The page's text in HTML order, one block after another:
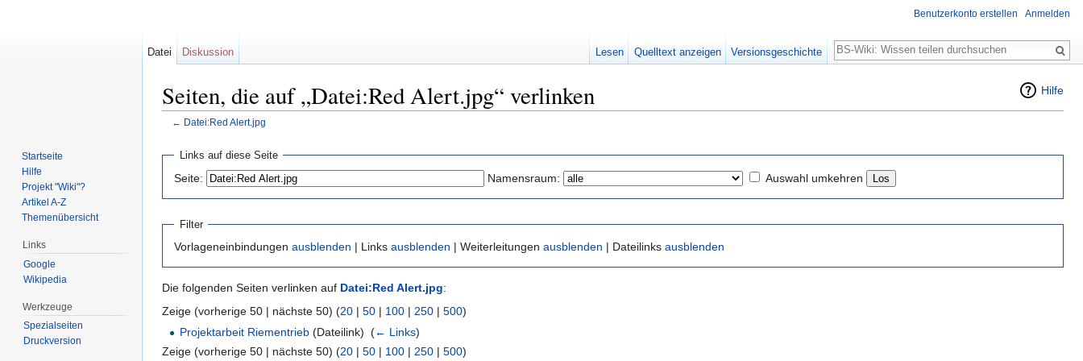
Hilfe
Seiten, die auf „Datei:Red Alert.jpg“ verlinken
← Datei:Red Alert.jpg
Links auf diese Seite
Seite: Namensraum: Auswahl umkehren
Filter
Vorlageneinbindungen ausblenden | Links ausblenden | Weiterleitungen ausblenden | Dateilinks ausblenden
Die folgenden Seiten verlinken auf Datei:Red Alert.jpg:
Zeige (vorherige 50 | nächste 50) (20 | 50 | 100 | 250 | 500)
Projektarbeit Riementrieb (Dateilink) ‎(← Links)
Zeige (vorherige 50 | nächste 50) (20 | 50 | 100 | 250 | 500)
Benutzerkonto erstellen Anmelden
Datei Diskussion Lesen Quelltext anzeigen Versionsgeschichte
Suche
Startseite
Hilfe
Projekt "Wiki"?
Artikel A-Z
Themenübersicht
Links
Google
Wikipedia
Werkzeuge
Spezialseiten
Druckversion